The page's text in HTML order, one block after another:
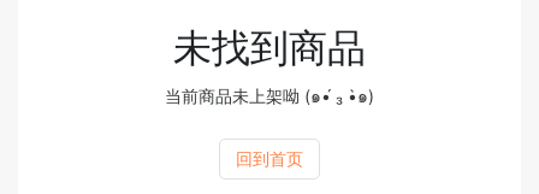
未找到商品
当前商品未上架呦 (๑•́ ₃ •̀๑)
回到首页